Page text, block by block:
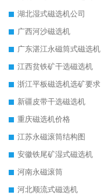
湖北湿式磁选机公司
广西河沙磁选机
广东湛江永磁筒式磁选机
江西贫铁矿干选磁选机
浙江平板磁选机选矿要求
新疆皮带干选磁选机
重庆磁选机价格
江苏永磁滚筒结构图
安徽铁尾矿湿式磁选机
河南永磁滚筒
河北顺流式磁选机